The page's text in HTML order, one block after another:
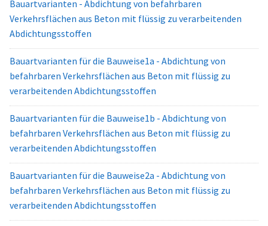
Bauartvarianten - Abdichtung von befahrbaren
Verkehrsflächen aus Beton mit flüssig zu verarbeitenden
Abdichtungsstoffen
Bauartvarianten für die Bauweise1a - Abdichtung von
befahrbaren Verkehrsflächen aus Beton mit flüssig zu
verarbeitenden Abdichtungsstoffen
Bauartvarianten für die Bauweise1b - Abdichtung von
befahrbaren Verkehrsflächen aus Beton mit flüssig zu
verarbeitenden Abdichtungsstoffen
Bauartvarianten für die Bauweise2a - Abdichtung von
befahrbaren Verkehrsflächen aus Beton mit flüssig zu
verarbeitenden Abdichtungsstoffen